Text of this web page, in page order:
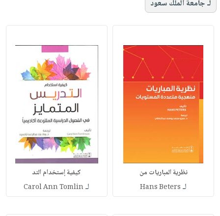
لـ جامعة الملك سعود
نظرية المباريات من
لـ Hans Beters
كيفية إستخدام التد
لـCarol Ann Tomlin